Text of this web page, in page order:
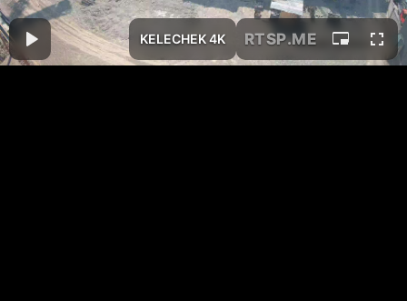
KELECHEK 4K RTSP.ME